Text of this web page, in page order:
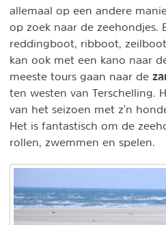
allemaal op een andere
op zoek naar de zeehondjes.
reddingboot, ribboot,
kan ook met een kano naar
meeste tours gaan naar de
ten westen van Terschelling.
van het seizoen met z'n
Het is fantastisch om de
rollen, zwemmen en spelen.